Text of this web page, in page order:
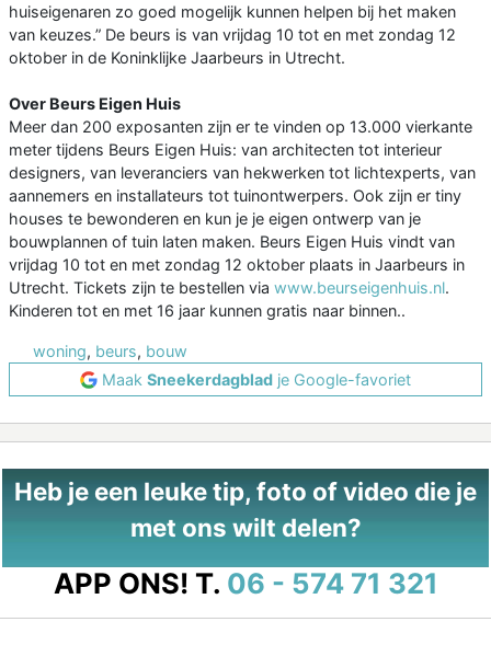
huiseigenaren zo goed mogelijk kunnen helpen bij het maken
van keuzes.” De beurs is van vrijdag 10 tot en met zondag 12
oktober in de Koninklijke Jaarbeurs in Utrecht.
Over Beurs Eigen Huis
Meer dan 200 exposanten zijn er te vinden op 13.000 vierkante
meter tijdens Beurs Eigen Huis: van architecten tot interieur
designers, van leveranciers van hekwerken tot lichtexperts, van
aannemers en installateurs tot tuinontwerpers. Ook zijn er tiny
houses te bewonderen en kun je je eigen ontwerp van je
bouwplannen of tuin laten maken. Beurs Eigen Huis vindt van
vrijdag 10 tot en met zondag 12 oktober plaats in Jaarbeurs in
Utrecht. Tickets zijn te bestellen via www.beurseigenhuis.nl.
Kinderen tot en met 16 jaar kunnen gratis naar binnen..
woning, beurs, bouw
Maak Sneekerdagblad je Google-favoriet
Heb je een leuke tip, foto of video die je
met ons wilt delen?
APP ONS! T. 06 - 574 71 321